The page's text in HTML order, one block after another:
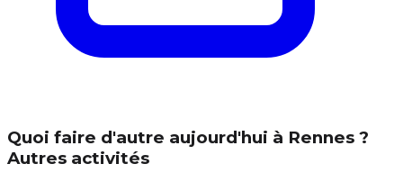
Quoi faire d'autre aujourd'hui à Rennes ?
Autres activités